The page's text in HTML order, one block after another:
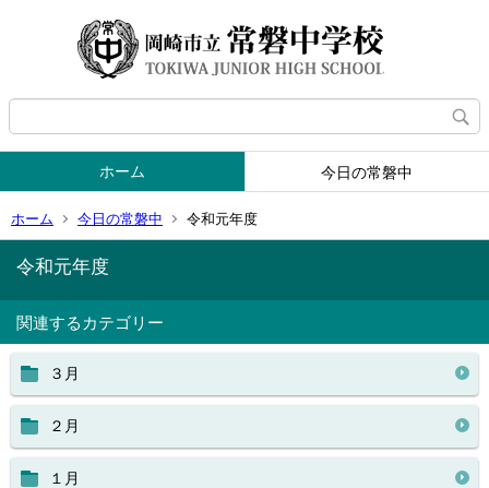
ホーム 今日の常磐中
ホーム 今日の常磐中 令和元年度
令和元年度
関連するカテゴリー
３月
２月
１月